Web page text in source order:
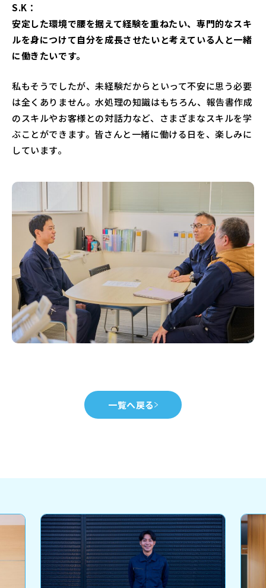
S.K：
安定した環境で腰を据えて経験を重ねたい、専門的なスキ
ルを身につけて自分を成長させたいと考えている人と一緒
に働きたいです。
私もそうでしたが、未経験だからといって不安に思う必要
は全くありません。水処理の知識はもちろん、報告書作成
のスキルやお客様との対話力など、さまざまなスキルを学
ぶことができます。皆さんと一緒に働ける日を、楽しみに
しています。
一覧へ戻る